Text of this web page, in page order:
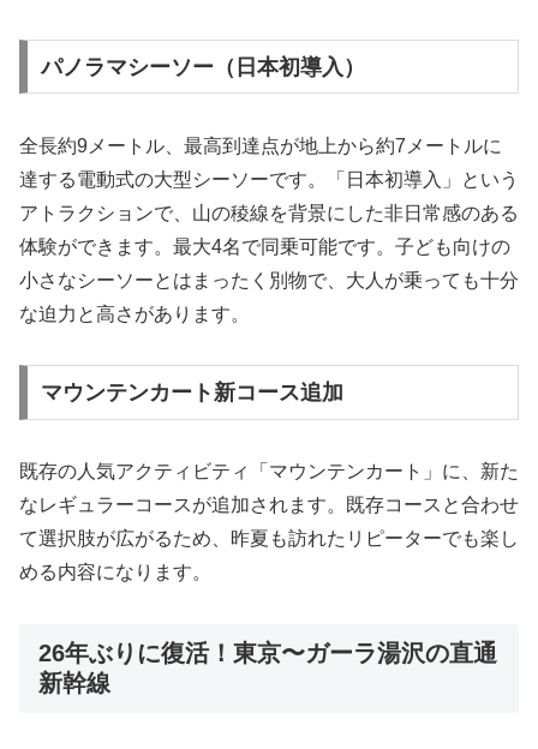
パノラマシーソー（日本初導入）
全長約9メートル、最高到達点が地上から約7メートルに
達する電動式の大型シーソーです。「日本初導入」という
アトラクションで、山の稜線を背景にした非日常感のある
体験ができます。最大4名で同乗可能です。子ども向けの
小さなシーソーとはまったく別物で、大人が乗っても十分
な迫力と高さがあります。
マウンテンカート新コース追加
既存の人気アクティビティ「マウンテンカート」に、新た
なレギュラーコースが追加されます。既存コースと合わせ
て選択肢が広がるため、昨夏も訪れたリピーターでも楽し
める内容になります。
26年ぶりに復活！東京〜ガーラ湯沢の直通
新幹線